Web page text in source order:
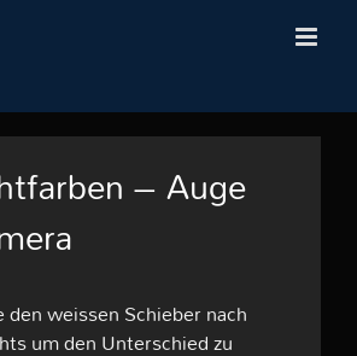
– Auge
den weissen Schieber nach
um den Unterschied zu